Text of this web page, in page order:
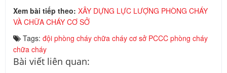
Xem bài tiếp theo: XÂY DỰNG LỰC LƯỢNG PHÒNG CHÁY
VÀ CHỮA CHÁY CƠ SỞ
Tags: đội phòng cháy chữa cháy cơ sở PCCC phòng cháy
chữa cháy
Bài viết liên quan: